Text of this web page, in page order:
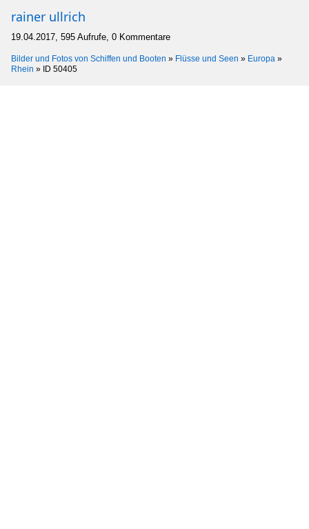
rainer ullrich
19.04.2017, 595 Aufrufe, 0 Kommentare
Bilder und Fotos von Schiffen und Booten » Flüsse und Seen » Europa »
Rhein » ID 50405